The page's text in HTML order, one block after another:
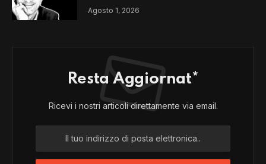
un modello di vita?
Agosto 1, 2026
Resta Aggiornat*
Ricevi i nostri articoli direttamente via email.